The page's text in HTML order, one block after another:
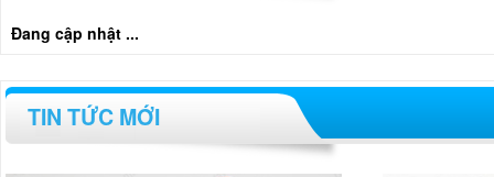
Đang cập nhật ...
TIN TỨC MỚI